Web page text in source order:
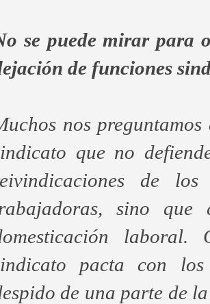
se puede mirar para
de funciones
nos
que no
de
sino
laboral.
pacta con los
de una parte de